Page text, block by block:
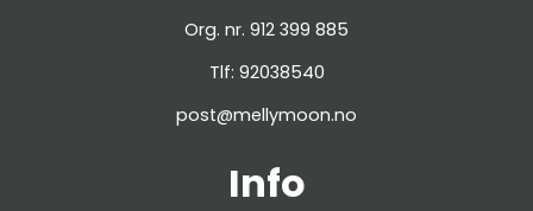
Org. nr. 912 399 885
Tlf: 92038540
post@mellymoon.no
Info